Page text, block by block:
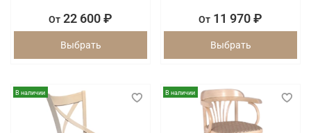
От 22 600 ₽
Выбрать
От 11 970 ₽
Выбрать
В наличии В наличии